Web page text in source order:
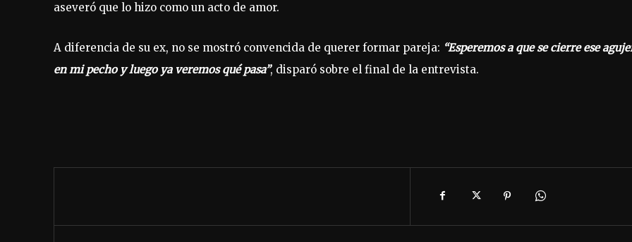
aseveró que lo hizo como un acto de amor.
A diferencia de su ex, no se mostró convencida de querer formar pareja: “Esperemos a que se cierre ese
en mi pecho y luego ya veremos qué pasa”, disparó sobre el final de la entrevista.